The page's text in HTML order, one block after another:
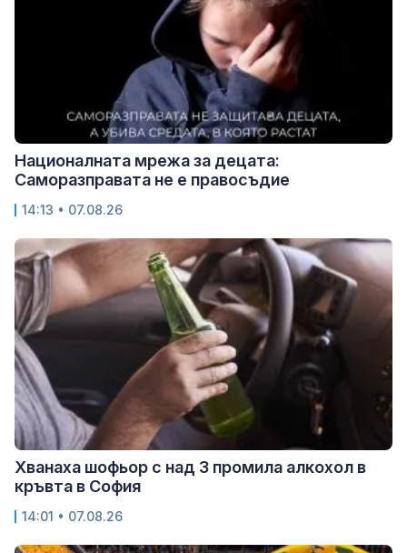
Националната мрежа за децата:
Саморазправата не е правосъдие
14:13 • 07.08.26
Хванаха шофьор с над 3 промила алкохол в
кръвта в София
14:01 • 07.08.26